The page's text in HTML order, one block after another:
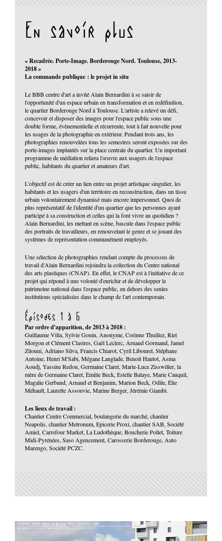
En savoir plus
« Recadrée. Porte-Image. Borderouge Nord. Toulouse, 2013-
2018 »
La commande publique : le projet in situ
Le BBB centre d'art a invité Alain Bernardini à se saisir de
l'opportunité d'un espace urbain en transformation et en redéfinition,
le quartier Borderouge Nord à Toulouse. L'artiste a relevé un défi,
concevoir et disposer des images pour l'espace public sous une
double forme, évènementielle et récurrente, tout à fait nouvelle pour
les usages de la photographie en extérieur. Pendant trois ans, les
photographies renouvelées tous les semestres seront exposées sur des
porte-images implantés sur la place centrale du quartier. Un important
programme de médiation reliera l'œuvre aux usagers de l'espace
public, habitants du quartier et amateurs d'art.
L'objectif est de créer un lien entre un projet artistique singulier, les
habitants et les usagers d'un territoire en reconstruction, dans un tissu
urbain volontairement dynamisé mais encore impersonnel. Quoi de
plus représentatif de l'identité d'un quartier que les personnes ayant
participé à sa construction et celles qui la font vivre au quotidien ?
Alain Bernardini, les mettant en scène, bascule dans l'espace public
des portraits de travailleurs, en renouvelant le genre et se jouant des
systèmes de représentation communément employés.
Une sélection de photographies rendant compte du processus de
travail d'Alain Bernardini rejoindra la collection du Centre national
des arts plastiques (CNAP). En effet, le CNAP est à l'initiative de ce
projet qui répond à une volonté d'enrichir et de développer le
patrimoine national dans l'espace public, en dehors des seules
institutions spécialisées dans le champ de l'art contemporain.
Épisodes 1 à 6
Par ordre d'apparition, de 2013 à 2018 :
Guillaume Villa, Sylvie Gouin, Anonyme, Corinne Thuillez, Riet
Morgon et Clément Clastres, Gaël Leclerc, Arnaud Gormand, Jamel
Zitouni, Adriano Silva, Francis Chiarot, Cyril Libourel, Stéphane
Antoine, Henri M'Sabi, Mégane Langlade, Benoit Hautot, Asma
Aoudj, Yassine Redon, Germaine Claret, Marie-Luce Zisswiller, la
mère de Germaine Claret, Émilie Beck, Estelle Balaye, Marie Cauquil,
Magalie Gerbaud, Arnaud et Benjamin, Marion Beck, Odile, Élie
Méhault, Laurette Assouvie, Marine Berger, Jérémie Giambi.
Les lieux de travail :
Chantier Centre Commercial, boulangerie du marché, chantier
Neapolis, chantier Metronum, Epicerie Proxi, chantier SAB, Société
Amiel, Carrefour Market, La Ludothèque, Boucherie Pollet, Toiture
Midi-Pyrénées, Saso Agencement, Carosserie Borderouge, Auto
Marengo, Société PCZC.